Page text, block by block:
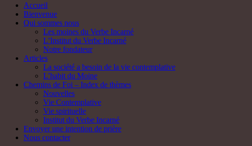
Accueil
Bienvenue
Qui sommes nous
Les moines du Verbe Incarné
L’Institut du Verbe Incarné
Notre fondateur
Articles
La société a besoin de la vie contemplative
L’habit du Moine
Chemins de Foi – Index de thèmes
Nouvelles
Vie Contemplative
Vie spirituelle
Institut du Verbe Incarné
Envoyer une intention de prière
Nous contacter